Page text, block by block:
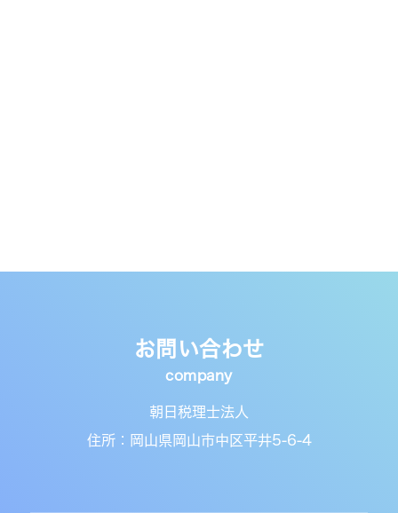
お問い合わせ
朝日税理士法人
住所：岡山県岡山市中区平井5-6-4